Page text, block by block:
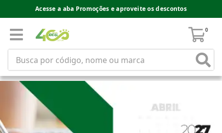
Acesse a aba Promoções e aproveite os descontos
0